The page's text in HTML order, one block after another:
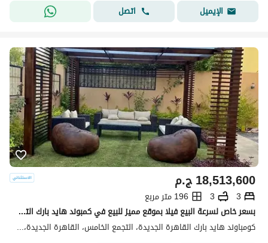
الإيميل
اتصل
ج.م18,513,600
3
3
196 متر مربع
بسعر خاص لسرعة البيع فيلا بموقع مميز للبيع في كمبوند هايد بارك التجمع - القاهرة الجديدة
كومباوند هايد بارك القاهرة الجديدة، التجمع الخامس، القاهرة الجديدة، القاهرة